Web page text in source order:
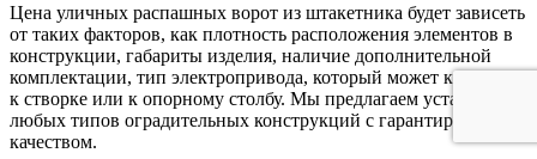
Цена уличных распашных ворот из штакетника будет зависеть
от таких факторов, как плотность расположения элементов в
конструкции, габариты изделия, наличие дополнительной
комплектации, тип электропривода, который может крепиться
к створке или к опорному столбу. Мы предлагаем установку
любых типов оградительных конструкций с гарантированным
качеством.